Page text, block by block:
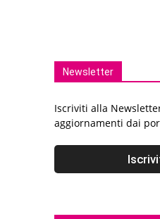
Newsletter
Iscriviti alla
aggiornamenti dai